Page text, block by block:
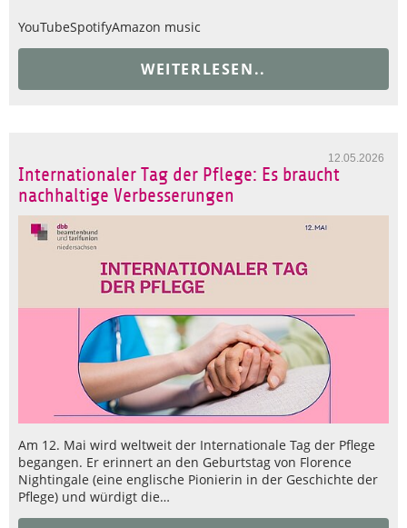
YouTubeSpotifyAmazon music
WEITERLESEN..
12.05.2026
Internationaler Tag der Pflege: Es braucht
nachhaltige Verbesserungen
Am 12. Mai wird weltweit der Internationale Tag der Pflege
begangen. Er erinnert an den Geburtstag von Florence
Nightingale (eine englische Pionierin in der Geschichte der
Pflege) und würdigt die…